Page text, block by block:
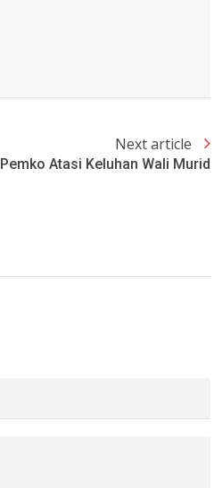
Next article
Atasi Keluhan Wali Murid